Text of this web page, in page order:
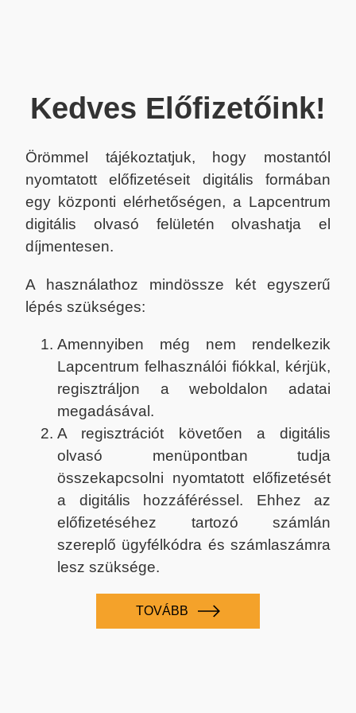
Kedves Előfizetőink!
Örömmel tájékoztatjuk, hogy mostantól
nyomtatott előfizetéseit digitális formában
egy központi elérhetőségen, a Lapcentrum
digitális olvasó felületén olvashatja el
díjmentesen.
A használathoz mindössze két egyszerű
lépés szükséges:
Amennyiben még nem rendelkezik
Lapcentrum felhasználói fiókkal, kérjük,
regisztráljon a weboldalon adatai
megadásával.
A regisztrációt követően a digitális
olvasó menüpontban tudja
összekapcsolni nyomtatott előfizetését
a digitális hozzáféréssel. Ehhez az
előfizetéséhez tartozó számlán
szereplő ügyfélkódra és számlaszámra
lesz szüksége.
TOVÁBB